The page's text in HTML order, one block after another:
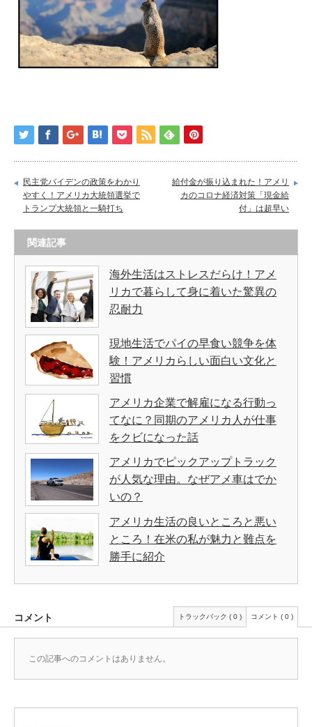
民主党バイデンの政策をわかり
やすく！アメリカ大統領選挙で
トランプ大統領と一騎打ち
給付金が振り込まれた！アメリ
カのコロナ経済対策「現金給
付」は超早い
関連記事
海外生活はストレスだらけ！アメ
リカで暮らして身に着いた驚異の
忍耐力
現地生活でパイの早食い競争を体
験！アメリカらしい面白い文化と
習慣
アメリカ企業で解雇になる行動っ
てなに？同期のアメリカ人が仕事
をクビになった話
アメリカでピックアップトラック
が人気な理由。なぜアメ車はでか
いの？
アメリカ生活の良いところと悪い
ところ！在米の私が魅力と難点を
勝手に紹介
コメント トラックバック ( 0 ) コメント ( 0 )
この記事へのコメントはありません。